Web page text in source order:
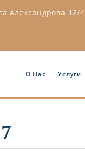
Александрова 12/4
О Нас Услуги